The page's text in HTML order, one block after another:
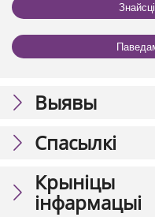
Выявы
Спасылкі
Крыніцы
інфармацыі